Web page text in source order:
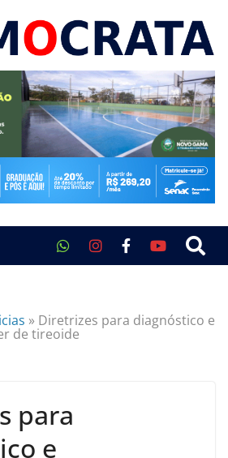
» Diretrizes para diagnóstico e
de tireoide
para
e